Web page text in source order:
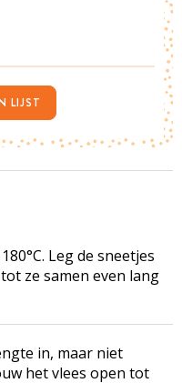
Leg de sneetjes
ze samen even lang
in, maar niet
het vlees open tot
LIJST